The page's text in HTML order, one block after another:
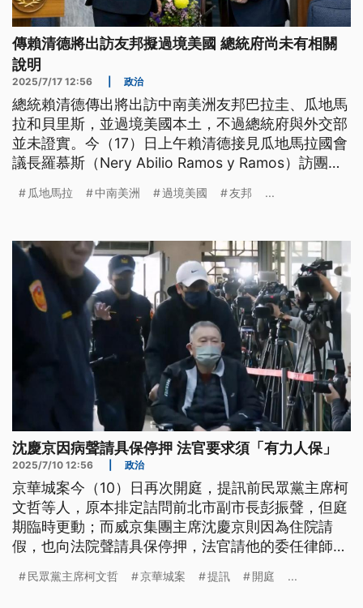
傳賴清德將出訪友邦擬過境美國 總統府尚未有相關
說明
2025/7/17 12:56 政治
總統賴清德傳出將出訪中南美洲友邦巴拉圭、瓜地馬
拉和貝里斯，並過境美國本土，不過總統府與外交部
並未證實。今（17）日上午賴清德接見瓜地馬拉國會
議長羅慕斯（Nery Abilio Ramos y Ramos）訪團，
重申瓜地馬拉是台灣的重要友邦。
瓜地馬拉 中南美洲 過境美國 友邦 ...
沈慶京因病聲請具保停押 法官要求須「有力人保」
2025/7/10 12:56 政治
京華城案今（10）日再次開庭，提訊前民眾黨主席柯
文哲等人，原本排定詰問前北市副市長彭振聲，但庭
期臨時更動；而威京集團主席沈慶京則因為住院請
假，也向法院聲請具保停押，法官請他的委任律師提
以保金數倍擔保，作為審酌參考。
民眾黨主席柯文哲 京華城案 提訊 開庭 ...